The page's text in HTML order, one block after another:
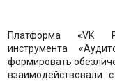
Платформа «VK
инструмента
формировать
взаимодействовали